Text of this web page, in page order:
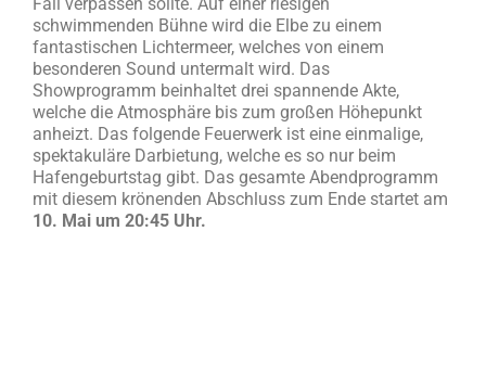
schwimmenden Bühne wird die Elbe zu einem
fantastischen Lichtermeer, welches von einem
besonderen Sound untermalt wird. Das
Showprogramm beinhaltet drei spannende Akte,
welche die Atmosphäre bis zum großen Höhepunkt
anheizt. Das folgende Feuerwerk ist eine einmalige,
spektakuläre Darbietung, welche es so nur beim
Hafengeburtstag gibt. Das gesamte Abendprogramm
mit diesem krönenden Abschluss zum Ende startet am
10. Mai um 20:45 Uhr.